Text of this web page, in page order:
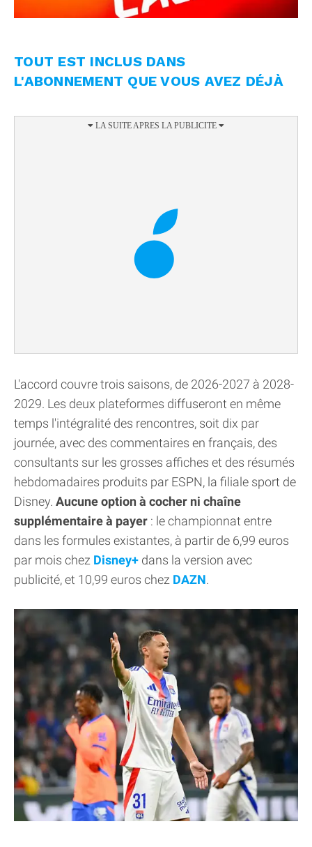
TOUT EST INCLUS DANS
L'ABONNEMENT QUE VOUS AVEZ DÉJÀ
L'accord couvre trois saisons, de 2026-2027 à 2028-
2029. Les deux plateformes diffuseront en même
temps l'intégralité des rencontres, soit dix par
journée, avec des commentaires en français, des
consultants sur les grosses affiches et des résumés
hebdomadaires produits par ESPN, la filiale sport de
Disney. Aucune option à cocher ni chaîne
supplémentaire à payer : le championnat entre
dans les formules existantes, à partir de 6,99 euros
par mois chez Disney+ dans la version avec
publicité, et 10,99 euros chez DAZN.